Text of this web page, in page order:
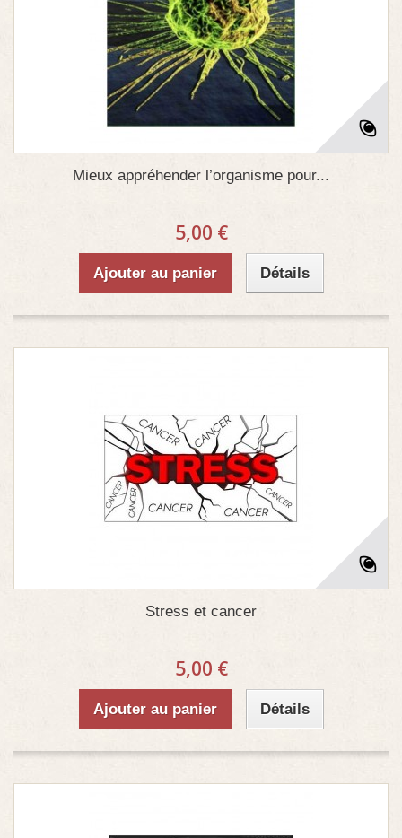
Mieux appréhender l’organisme pour...
5,00 €
Ajouter au panier Détails
Stress et cancer
5,00 €
Ajouter au panier Détails